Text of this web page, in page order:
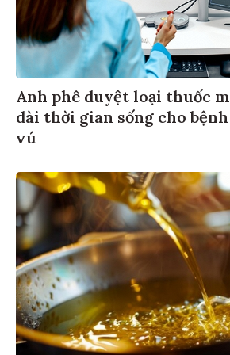
Anh phê duyệt loại thuốc
dài thời gian sống cho
vú